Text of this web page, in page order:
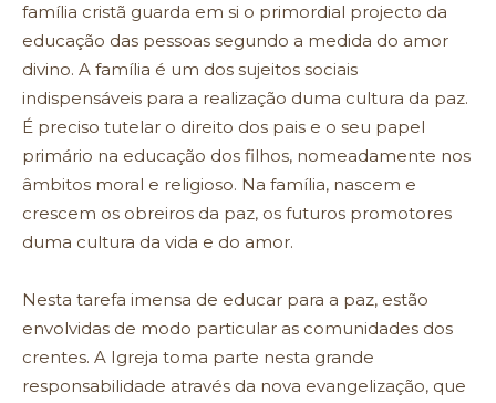
família cristã guarda em si o primordial projecto da
educação das pessoas segundo a medida do amor
divino. A família é um dos sujeitos sociais
indispensáveis para a realização duma cultura da paz.
É preciso tutelar o direito dos pais e o seu papel
primário na educação dos filhos, nomeadamente nos
âmbitos moral e religioso. Na família, nascem e
crescem os obreiros da paz, os futuros promotores
duma cultura da vida e do amor.
Nesta tarefa imensa de educar para a paz, estão
envolvidas de modo particular as comunidades dos
crentes. A Igreja toma parte nesta grande
responsabilidade através da nova evangelização, que